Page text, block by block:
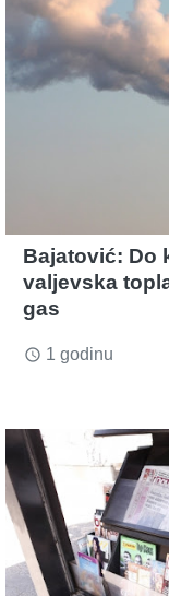
Bajatović: Do
valjevska
gas
access_time 1 godinu